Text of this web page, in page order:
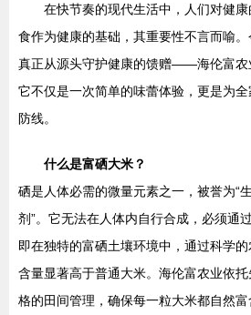
在快节奏的现代生活中，人们对健
食作为健康的基础，其重要性不言而喻
真正从源头守护健康的馈赠——海伦富农
它不仅是一次简单的味蕾体验，更是为
防线。
什么是富硒大米？
硒是人体必需的微量元素之一，被誉为“
剂”。它无法在人体内自行合成，必须通
即在独特的富硒土壤环境中，通过科学
含量显著高于普通大米。海伦富农业依
格的田间管理，确保每一粒大米都自然